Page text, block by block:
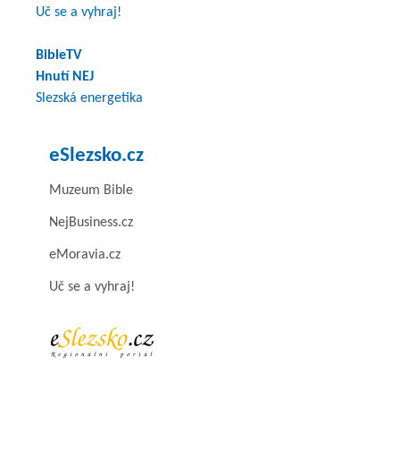
Uč se a vyhraj!
BibleTV
Hnutí NEJ
Slezská energetika
eSlezsko.cz
Muzeum Bible
NejBusiness.cz
eMoravia.cz
Uč se a vyhraj!